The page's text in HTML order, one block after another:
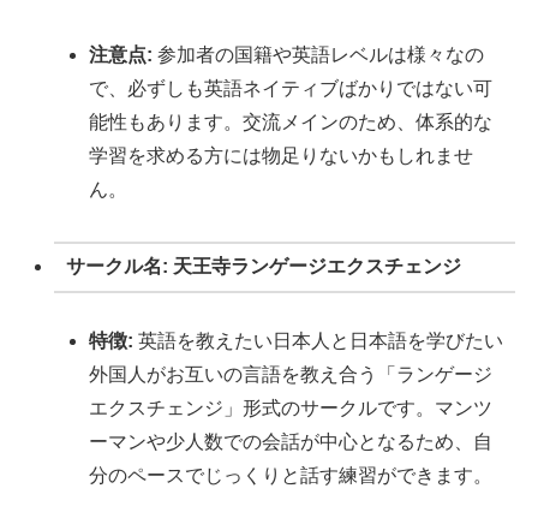
注意点: 参加者の国籍や英語レベルは様々なの
で、必ずしも英語ネイティブばかりではない可
能性もあります。交流メインのため、体系的な
学習を求める方には物足りないかもしれませ
ん。
サークル名: 天王寺ランゲージエクスチェンジ
特徴: 英語を教えたい日本人と日本語を学びたい
外国人がお互いの言語を教え合う「ランゲージ
エクスチェンジ」形式のサークルです。マンツ
ーマンや少人数での会話が中心となるため、自
分のペースでじっくりと話す練習ができます。